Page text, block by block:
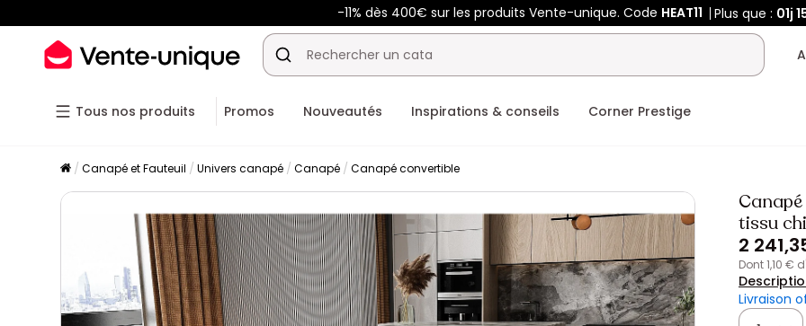
-11% dès 400€ sur les produits Vente-unique. Code HEAT11 Plus que : 01j
Tous nos produits Promos Nouveautés Inspirations & conseils Corner Prestige
Canapé et Fauteuil Univers canapé Canapé Canapé convertible
tissu
2
dont 1,10 €
Livraison
Quantité